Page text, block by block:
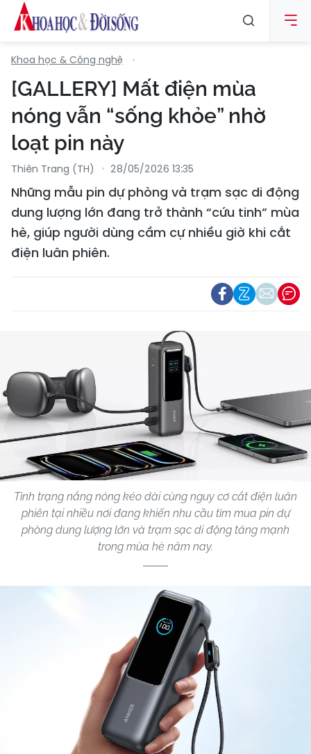
Khoa học & Công nghệ
[GALLERY] Mất điện mùa
nóng vẫn “sống khỏe” nhờ
loạt pin này
Thiên Trang (TH) 28/05/2026 13:35
Những mẫu pin dự phòng và trạm sạc di động
dung lượng lớn đang trở thành “cứu tinh” mùa
hè, giúp người dùng cầm cự nhiều giờ khi cắt
điện luân phiên.
Tình trạng nắng nóng kéo dài cùng nguy cơ cắt điện luân
phiên tại nhiều nơi đang khiến nhu cầu tìm mua pin dự
phòng dung lượng lớn và trạm sạc di động tăng mạnh
trong mùa hè năm nay.